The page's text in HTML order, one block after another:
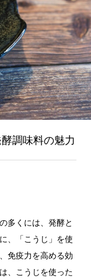
調味料の魅力
多くには、発酵と
、「こうじ」を使
免疫力を高める効
、こうじを使った